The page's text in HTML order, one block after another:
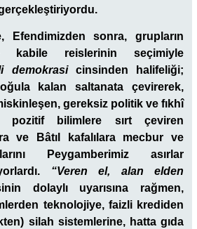
Efendimizden sonra, grupların
kabile reislerinin seçimiyle
demokrasi
cinsinden halifeliği;
kalan saltanata çevirerek,
gereksiz politik ve fıkhî
pozitif bilimlere sırt çeviren
ve Bâtıl kafalılara mecbur ve
Peygamberimiz asırlar
“Veren el, alan elden
dolaylı uyarısına rağmen,
teknolojiye, faizli krediden
silah sistemlerine, hatta gıda